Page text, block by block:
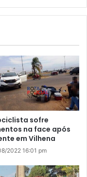
sofre
na face após
em Vilhena
2022 16:01 pm